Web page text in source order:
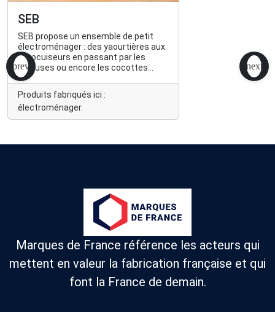
SEB
SEB propose un ensemble de petit
électroménager : des yaourtières aux
autocuiseurs en passant par les
friteuses ou encore les cocottes
minutes.
Produits fabriqués ici :
électroménager.
Marques de France référence les acteurs qui
mettent en valeur la fabrication française et qui
font la France de demain.